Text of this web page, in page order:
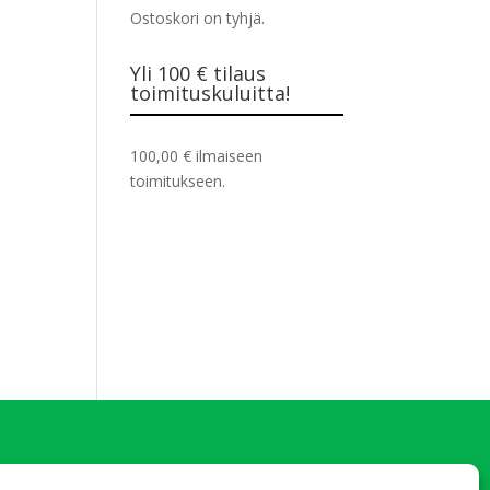
Ostoskori on tyhjä.
Yli 100 € tilaus
toimituskuluitta!
100,00€ ilmaiseen
toimitukseen.